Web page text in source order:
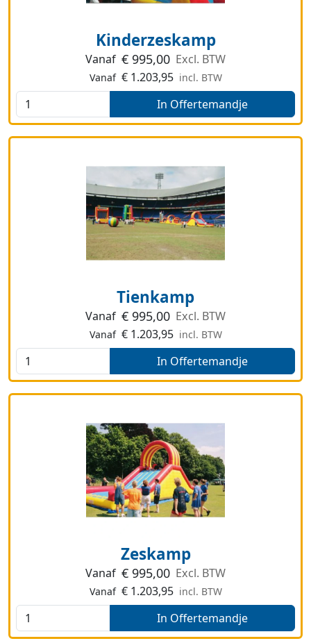
Kinderzeskamp
Vanaf € 995,00 Excl. BTW
Vanaf € 1.203,95 incl. BTW
In Offertemandje
Tienkamp
Vanaf € 995,00 Excl. BTW
Vanaf € 1.203,95 incl. BTW
In Offertemandje
Zeskamp
Vanaf € 995,00 Excl. BTW
Vanaf € 1.203,95 incl. BTW
In Offertemandje